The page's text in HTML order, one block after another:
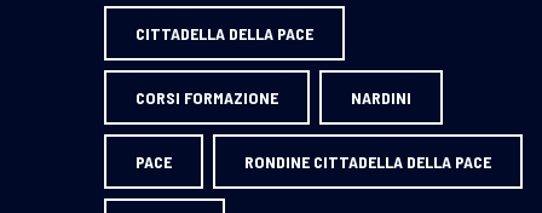
CITTADELLA DELLA PACE
CORSI FORMAZIONE NARDINI
PACE RONDINE CITTADELLA DELLA PACE